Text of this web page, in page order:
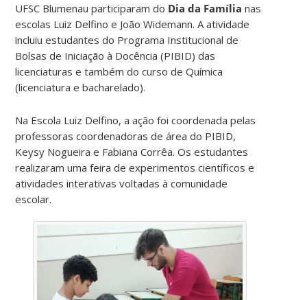
UFSC Blumenau participaram do Dia da Família nas
escolas Luiz Delfino e João Widemann. A atividade
incluiu estudantes do Programa Institucional de
Bolsas de Iniciação à Docência (PIBID) das
licenciaturas e também do curso de Química
(licenciatura e bacharelado).
Na Escola Luiz Delfino, a ação foi coordenada pelas
professoras coordenadoras de área do PIBID,
Keysy Nogueira e Fabiana Corrêa. Os estudantes
realizaram uma feira de experimentos científicos e
atividades interativas voltadas à comunidade
escolar.